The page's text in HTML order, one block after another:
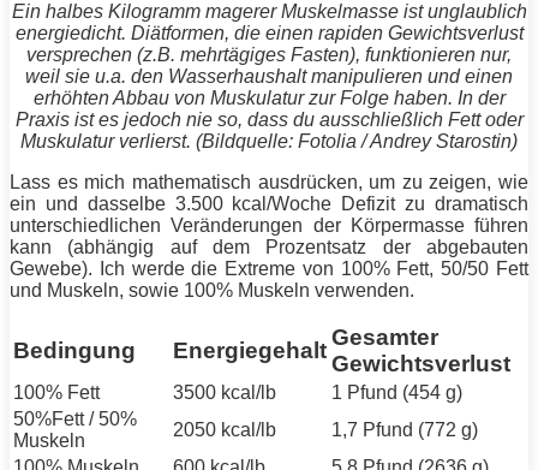
Ein halbes Kilogramm magererMuskelmasseist unglaublich
energiedicht. Diätformen, die einen rapiden Gewichtsverlust
versprechen (z.B. mehrtägiges Fasten), funktionieren nur,
weil sie u.a. den Wasserhaushalt manipulieren und einen
erhöhten Abbau von Muskulatur zur Folge haben. In der
Praxis ist es jedoch nie so, dass du ausschließlich Fettoder
Muskulatur verlierst. (Bildquelle: Fotolia / Andrey Starostin)
Lass es mich mathematisch ausdrücken, um zu zeigen, wie
ein und dasselbe 3.500 kcal/Woche Defizit zu dramatisch
unterschiedlichen Veränderungen der Körpermasse führen
kann (abhängig auf dem Prozentsatz der abgebauten
Gewebe). Ich werde die Extreme von 100% Fett, 50/50 Fett
und Muskeln, sowie 100% Muskeln verwenden.
Bedingung Energiegehalt
Gesamter
Gewichtsverlust
100% Fett 3500 kcal/lb
1 Pfund (454 g)
50%Fett/ 50%
Muskeln
2050 kcal/lb
1,7 Pfund (772 g)